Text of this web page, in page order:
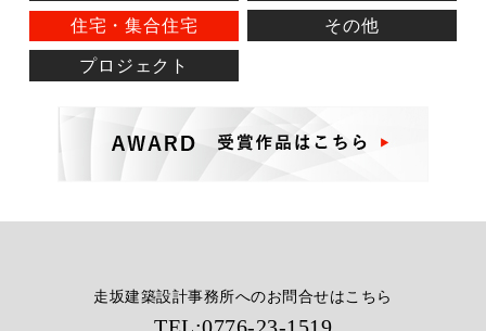
住宅・集合住宅 その他
プロジェクト
走坂建築設計事務所へのお問合せはこちら